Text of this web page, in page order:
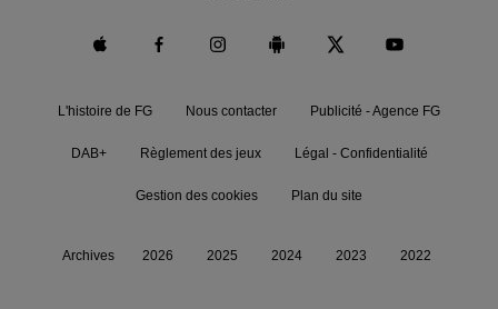
L'histoire de FG Nous contacter Publicité - Agence FG
DAB+ Règlement des jeux Légal - Confidentialité
Gestion des cookies Plan du site
Archives 2026 2025 2024 2023 2022